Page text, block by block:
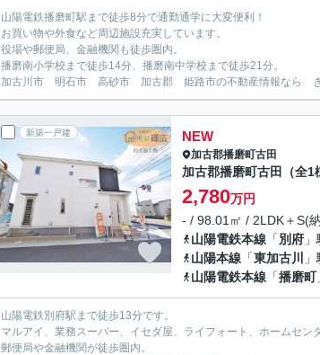
山陽電鉄播磨町駅まで徒歩8分で通勤通学に大変便利！
お買い物や外食など周辺施設充実しています。
役場や郵便局、金融機関も徒歩圏内。
播磨南小学校まで徒歩14分、播磨南中学校まで徒歩21分。
加古川市 明石市 高砂市 加古郡 姫路市の不動産情報なら
新築一戸建 NEW
加古郡播磨町古田
加古郡播磨町古田（全1
2,780万円
- / 98.01㎡ / 2LDK＋S(
山陽電鉄本線 「別府
山陽本線 「東加古川
山陽電鉄本線 「播磨町
山陽電鉄別府駅まで徒歩13分です。
マルアイ、業務スーパー、イセダ屋、ライフォート、ホームセン
郵便局や金融機関が徒歩圏内。